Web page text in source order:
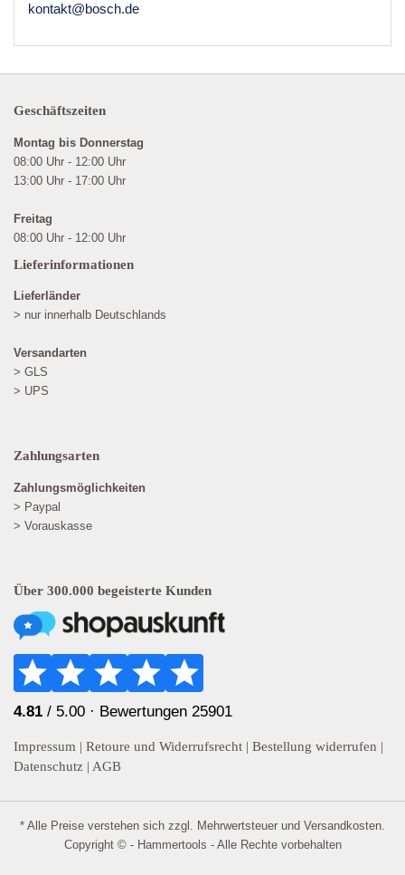
kontakt@bosch.de
Geschäftszeiten
Montag bis Donnerstag
08:00 Uhr - 12:00 Uhr
13:00 Uhr - 17:00 Uhr
Freitag
08:00 Uhr - 12:00 Uhr
Lieferinformationen
Lieferländer
> nur innerhalb Deutschlands
Versandarten
> GLS
> UPS
Zahlungsarten
Zahlungsmöglichkeiten
> Paypal
> Vorauskasse
Über 300.000 begeisterte Kunden
4.81 / 5.00 · Bewertungen 25901
Impressum | Retoure und Widerrufsrecht | Bestellung widerrufen |
Datenschutz | AGB
* Alle Preise verstehen sich zzgl. Mehrwertsteuer und Versandkosten.
Copyright © - Hammertools - Alle Rechte vorbehalten